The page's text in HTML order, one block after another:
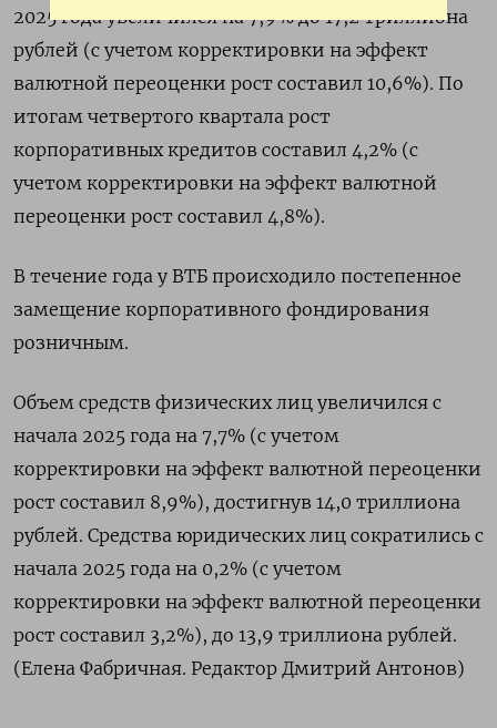
2025 года увеличился на 7,9% до 17,2 триллиона
рублей (с учетом корректировки на эффект
валютной переоценки рост составил 10,6%). По
итогам четвертого квартала рост
корпоративных кредитов составил ‌4,2% (с
учетом корректировки на эффект валютной
переоценки рост составил 4,8%).
В течение года у ВТБ происходило постепенное
замещение корпоративного фондирования
розничным.
Объем ‌средств физических лиц увеличился с
начала 2025 года на 7,7% (с учетом
корректировки на эффект валютной переоценки
рост составил 8,9%), достигнув 14,0 ​триллиона
рублей. Средства юридических лиц сократились с
начала 2025 года на 0,2% (с учетом
корректировки на эффект ‌валютной переоценки
рост составил 3,2%), до 13,9 триллиона рублей.
(Елена Фабричная. Редактор Дмитрий Антонов)